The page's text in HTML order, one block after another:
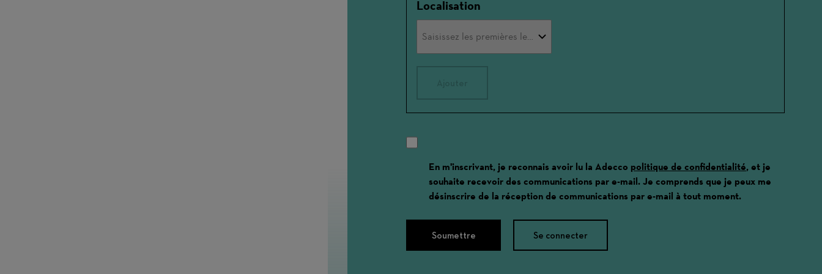
Localisation
En m'inscrivant, je reconnais avoir lu la Adecco politique de confidentialité, et je
souhaite recevoir des communications par e-mail. Je comprends que je peux me
désinscrire de la réception de communications par e-mail à tout moment.
Soumettre Se connecter